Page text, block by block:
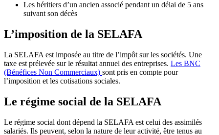
Les héritiers d’un ancien associé pendant un délai de 5 ans
suivant son décès
L’imposition de la SELAFA
La SELAFA est imposée au titre de l’impôt sur les sociétés. Une
taxe est prélevée sur le résultat annuel des entreprises. Les BNC
(Bénéfices Non Commerciaux) sont pris en compte pour
l’imposition et les cotisations sociales.
Le régime social de la SELAFA
Le régime social dont dépend la SELAFA est celui des assimilés
salariés. Ils peuvent, selon la nature de leur activité, être tenus au